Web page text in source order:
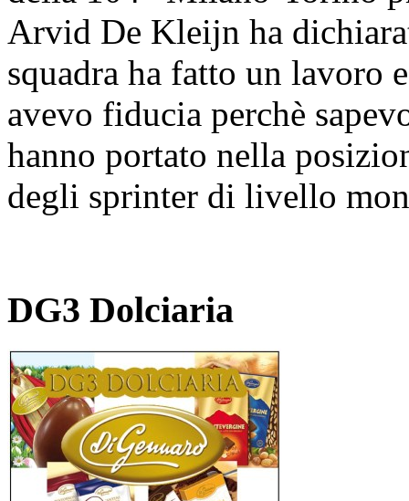
Arvid De Kleijn ha
squadra ha fatto un lavoro
avevo fiducia perchè
hanno portato nella
degli sprinter di livello
DG3 Dolciaria